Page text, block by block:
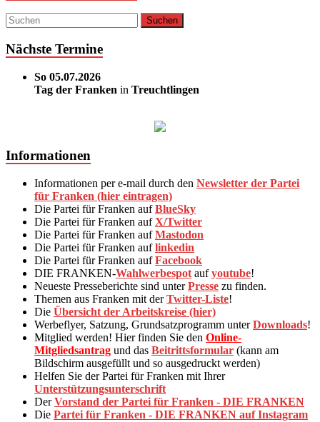
Nächste Termine
So 05.07.2026
Tag der Franken in Treuchtlingen
Informationen
Informationen per e-mail durch den Newsletter der Partei
für Franken (hier eintragen)
Die Partei für Franken aufBlueSky
Die Partei für Franken aufX/Twitter
Die Partei für Franken aufMastodon
Die Partei für Franken auflinkedin
Die Partei für Franken aufFacebook
DIE FRANKEN-Wahlwerbespot aufyoutube!
Neueste Presseberichte sind unterPresse zu finden.
Themen aus Franken mit derTwitter-Liste!
Die Übersicht der Arbeitskreise (hier)
Werbeflyer, Satzung, Grundsatzprogramm unterDownloads!
Mitglied werden! Hier finden Sie den Online-
Mitgliedsantrag und das Beitrittsformular (kann am
Bildschirm ausgefüllt und so ausgedruckt werden)
Helfen Sie der Partei für Franken mit Ihrer
Unterstützungsunterschrift
DerVorstand der Partei für Franken - DIE FRANKEN
Die Partei für Franken - DIE FRANKEN auf Instagram